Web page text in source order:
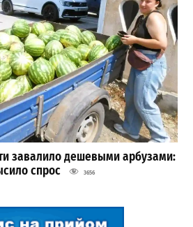
завалило дешевыми арбузами:
спрос
3656